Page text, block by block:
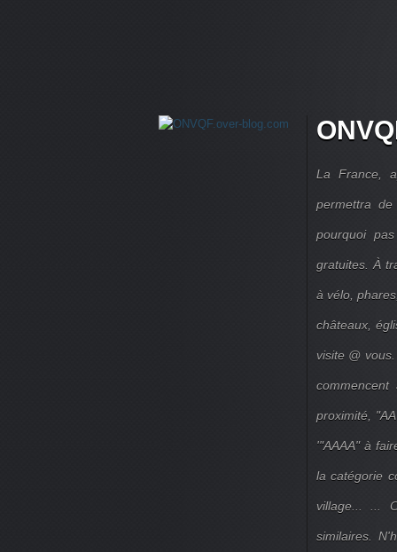
La France,
permettra
pourquoi
gratuites. À
à vélo,
châteaux,
visite @
proximité,
'"AAAA" à
la catégorie
village... ...
similaires.